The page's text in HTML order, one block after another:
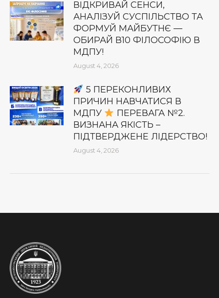
ВІДКРИВАЙ СЕНСИ,
АНАЛІЗУЙ СУСПІЛЬСТВО ТА
ФОРМУЙ МАЙБУТНЄ —
ОБИРАЙ В10 ФІЛОСОФІЮ В
МДПУ!
August 4, 2026
5 ПЕРЕКОНЛИВИХ
ПРИЧИН НАВЧАТИСЯ В
МДПУ
ПЕРЕВАГА №2.
ВИЗНАНА ЯКІСТЬ –
ПІДТВЕРДЖЕНЕ ЛІДЕРСТВО!
August 4, 2026